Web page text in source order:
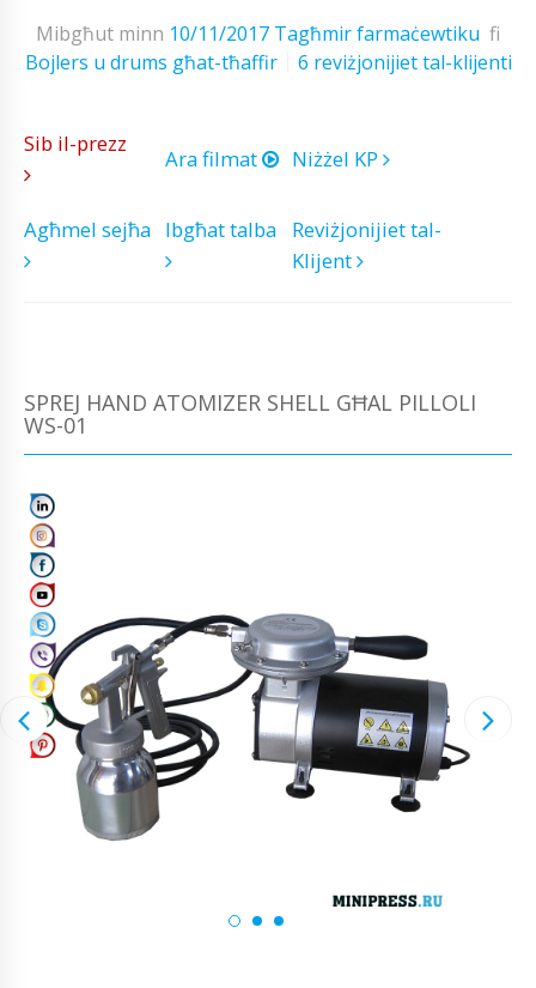
Mibgħut minn 10/11/2017 Tagħmir farmaċewtiku fi
Bojlers u drums għat-tħaffir
6 reviżjonijiet tal-klijenti
Sib il-prezz
Ara filmat Niżżel KP
Agħmel sejħa Ibgħat talba
Reviżjonijiet tal-
Klijent
SPREJ HAND ATOMIZER SHELL GĦAL PILLOLI
WS-01